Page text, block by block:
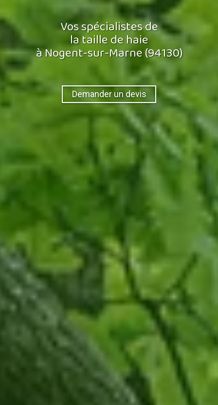
Vos spécialistes de
la taille de haie
à Nogent-sur-Marne (94130)
Demander un devis